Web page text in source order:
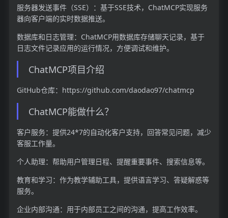
服务器发送事件（SSE）：基于SSE技术，ChatMCP实现服务
器向客户端的实时数据推送。
数据库和日志管理：ChatMCP用数据库存储聊天记录，基于
日志文件记录应用的运行情况，方便调试和维护。
ChatMCP项目介绍
GitHub仓库：https://github.com/daodao97/chatmcp
ChatMCP能做什么？
客户服务：提供24*7的自动化客户支持，回答常见问题，减少
客服工作量。
个人助理：帮助用户管理日程、提醒重要事件、搜索信息等。
教育和学习：作为教学辅助工具，提供语言学习、答疑解惑等
服务。
企业内部沟通：用于内部员工之间的沟通，提高工作效率。